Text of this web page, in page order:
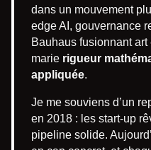
dans un mouvement
edge AI, gouvernance
Bauhaus fusionnant
marie rigueur
appliquée.
Je me souviens d’un
en 2018 : les start-up
pipeline solide.